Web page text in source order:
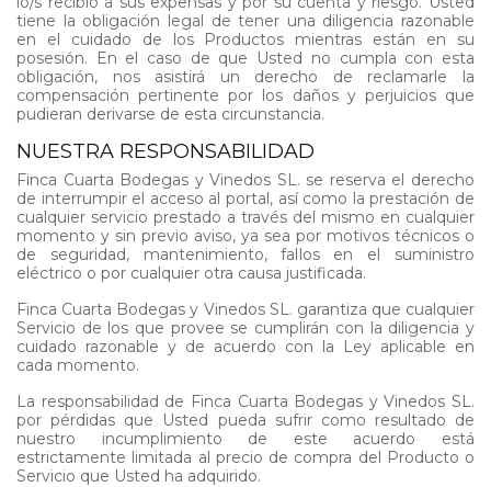
tiene la obligación legal de tener una diligencia razonable
en el cuidado de los Productos mientras están en su
posesión. En el caso de que Usted no cumpla con esta
obligación, nos asistirá un derecho de reclamarle la
compensación pertinente por los daños y perjuicios que
pudieran derivarse de esta circunstancia.
NUESTRA RESPONSABILIDAD
Finca Cuarta Bodegas y Vinedos SL. se reserva el derecho
de interrumpir el acceso al portal, así como la prestación de
cualquier servicio prestado a través del mismo en cualquier
momento y sin previo aviso, ya sea por motivos técnicos o
de seguridad, mantenimiento, fallos en el suministro
eléctrico o por cualquier otra causa justificada.
Finca Cuarta Bodegas y Vinedos SL. garantiza que cualquier
Servicio de los que provee se cumplirán con la diligencia y
cuidado razonable y de acuerdo con la Ley aplicable en
cada momento.
La responsabilidad de Finca Cuarta Bodegas y Vinedos SL.
por pérdidas que Usted pueda sufrir como resultado de
nuestro incumplimiento de este acuerdo está
estrictamente limitada al precio de compra del Producto o
Servicio que Usted ha adquirido.